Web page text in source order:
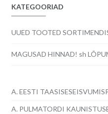
KATEGOORIAD
UUED TOOTED
MAGUSAD HINNAD! sh
A. EESTI
A. PULMATORDI